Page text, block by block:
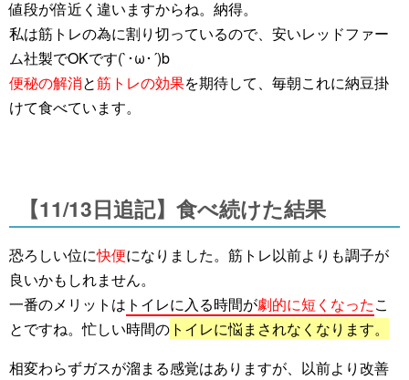
値段が倍近く違いますからね。納得。
私は筋トレの為に割り切っているので、安いレッドファー
ム社製でOKです(`･ω･´)b
便秘の解消と筋トレの効果を期待して、毎朝これに納豆掛
けて食べています。
【11/13日追記】食べ続けた結果
恐ろしい位に快便になりました。筋トレ以前よりも調子が
良いかもしれません。
一番のメリットは トイレに入る時間が劇的に短くなったこ
とですね。忙しい時間の トイレに悩まされなくなります。
相変わらずガスが溜まる感覚はありますが、以前より改善